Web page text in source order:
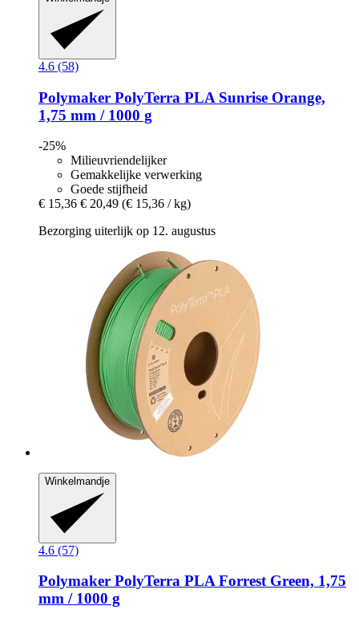
4.6 (58)
Polymaker PolyTerra PLA Sunrise Orange,
1,75 mm / 1000 g
-25%
Milieuvriendelijker
Gemakkelijke verwerking
Goede stijfheid
€ 15,36 € 20,49 (€ 15,36 / kg)
Bezorging uiterlijk op 12. augustus
Winkelmandje
4.6 (57)
Polymaker PolyTerra PLA Forrest Green, 1,75
mm / 1000 g